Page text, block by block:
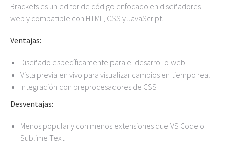
Brackets es un editor de código enfocado en diseñadores
web y compatible con HTML, CSS y JavaScript.
Ventajas:
Diseñado específicamente para el desarrollo web
Vista previa en vivo para visualizar cambios en tiempo real
Integración con preprocesadores de CSS
Desventajas:
Menos popular y con menos extensiones que VS Code o
Sublime Text